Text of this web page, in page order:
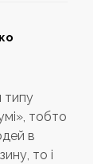
типу
тобто
в
то і